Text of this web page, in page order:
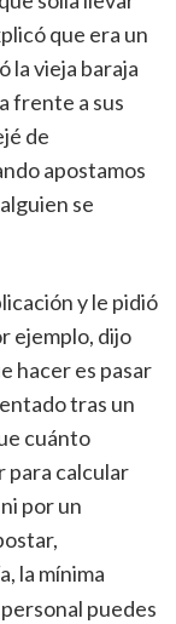
que era un
la vieja baraja
frente a sus
de
apostamos
se
y le pidió
ejemplo, dijo
hacer es pasar
tras un
cuánto
para calcular
por un
la mínima
puedes